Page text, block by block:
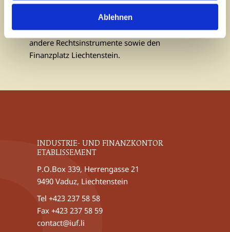
Ablehnen
Abonnieren Sie unseren Newsletter und bleiben
Sie informiert über die Entwicklungen rund um
die Themen Vermögensschutz, Stiftungen und
andere Rechtsinstrumente sowie den
Finanzplatz Liechtenstein.
INDUSTRIE- UND FINANZKONTOR
ETABLISSEMENT
P.O.Box 339, Herrengasse 21
9490 Vaduz, Liechtenstein
Tel +423 237 58 58
Fax +423 237 58 59
contact@iuf.li